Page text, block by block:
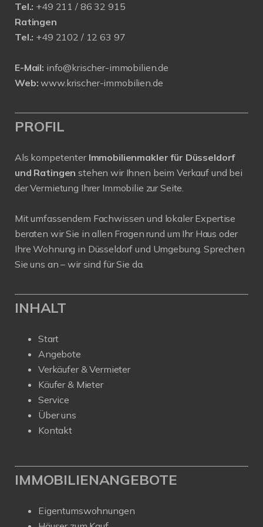
Tel.: +49 211 / 86 32 915
Ratingen
Tel.: +49 2102 / 12 63 97
E-Mail: info@krischer-immobilien.de
Web: www.krischer-immobilien.de
PROFIL
Als kompetenter Immobilienmakler für Düsseldorf
und Ratingen stehen wir Ihnen beim Verkauf und bei
der Vermietung Ihrer Immobilie zur Seite.
Mit umfassendem Fachwissen und lokaler Expertise
beraten wir Sie in allen Fragen rund um Ihr Haus oder
Ihre Wohnung in Düsseldorf und Umgebung. Sprechen
Sie uns an – wir sind für Sie da.
INHALT
Start
Angebote
Verkäufer & Vermieter
Käufer & Mieter
Service
Über uns
Kontakt
IMMOBILIENANGEBOTE
Eigentumswohnungen